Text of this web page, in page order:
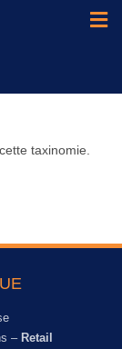
taxinomie.
– Retail